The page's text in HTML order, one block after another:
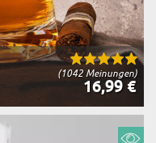
(1042 Meinungen)
16,99 €